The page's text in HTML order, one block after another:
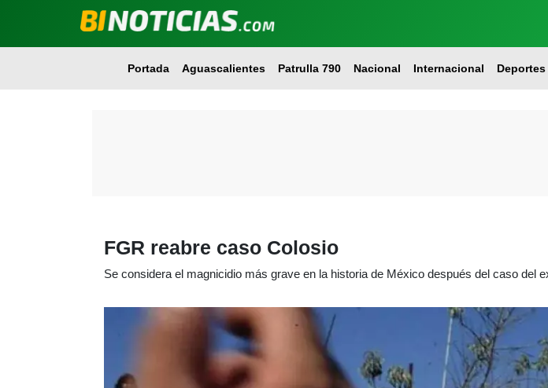
Portada Aguascalientes Patrulla 790 Nacional Internacional Deportes
FGR reabre caso Colosio
Se considera el magnicidio más grave en la historia de México después del caso del